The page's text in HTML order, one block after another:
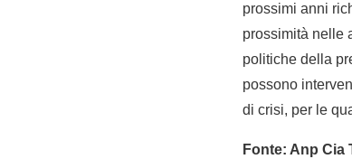
prossimi anni
prossimità nelle
politiche della
possono
di crisi, per le
Fonte: Anp Cia